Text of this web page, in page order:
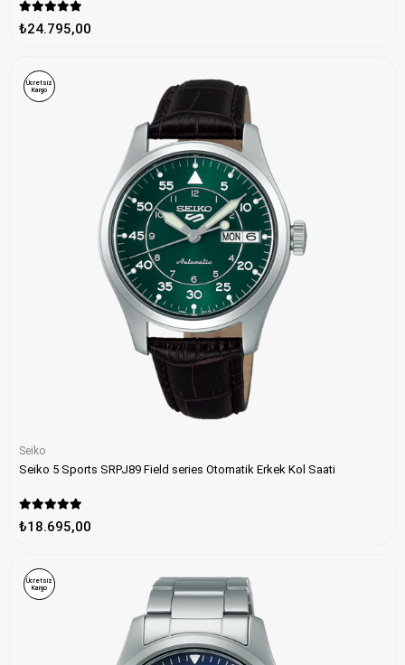
₺24.795,00
Seiko
Seiko 5 Sports SRPJ89 Field series Otomatik Erkek Kol Saati
₺18.695,00
Ücretsiz
Kargo
Ücretsiz
Kargo